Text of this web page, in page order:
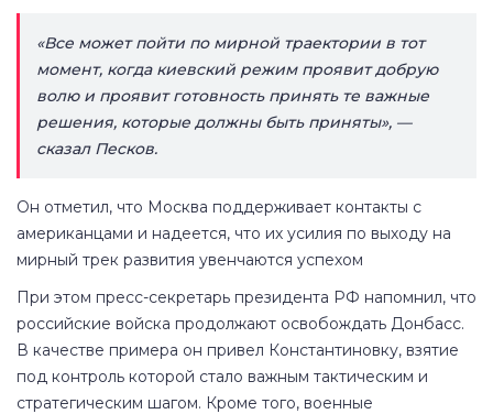
«Все может пойти по мирной траектории в тот
момент, когда киевский режим проявит добрую
волю и проявит готовность принять те важные
решения, которые должны быть приняты», —
сказал Песков.
Он отметил, что Москва поддерживает контакты с
американцами и надеется, что их усилия по выходу на
мирный трек развития увенчаются успехом
При этом пресс-секретарь президента РФ напомнил, что
российские войска продолжают освобождать Донбасс.
В качестве примера он привел Константиновку, взятие
под контроль которой стало важным тактическим и
стратегическим шагом. Кроме того, военные